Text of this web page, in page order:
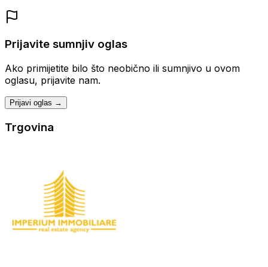
Prijavite sumnjiv oglas
Ako primijetite bilo što neobično ili sumnjivo u ovom
oglasu, prijavite nam.
Prijavi oglas →
Trgovina